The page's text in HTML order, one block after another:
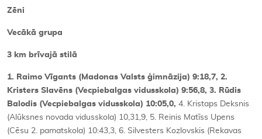
Zēni
Vecākā grupa
3 km brīvajā stilā
1. Raimo Vīgants (Madonas Valsts ģimnāzija) 9:18,7, 2.
Kristers Slavēns (Vecpiebalgas vidusskola) 9:56,8, 3. Rūdis
Balodis (Vecpiebalgas vidusskola) 10:05,0, 4. Kristaps Deksnis
(Alūksnes novada vidusskola) 10,31,9, 5. Reinis Matīss Upens
(Cēsu 2. pamatskola) 10:43,3, 6. Silvesters Kozlovskis (Rekavas